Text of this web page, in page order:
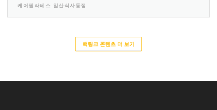
케어필라테스 일산식사동점
백링크 콘텐츠 더 보기